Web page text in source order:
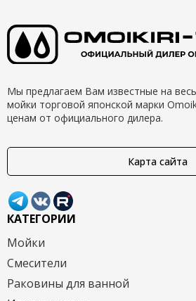
Мы предлагаем Вам известные на
мойки торговой японской марки
ценам от официального дилера.
Карта сайта
КАТЕГОРИИ
Мойки
Смесители
Раковины для ванной